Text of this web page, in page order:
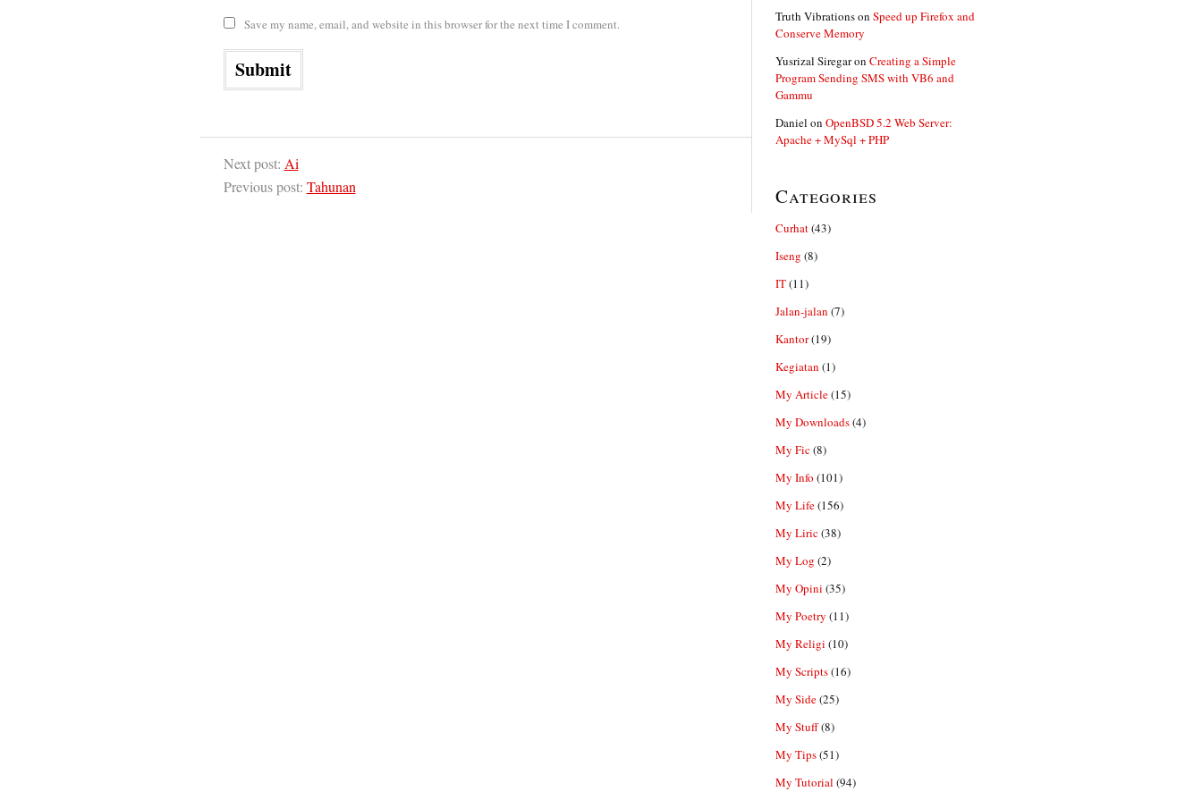
Save my name, email, and website in this browser for the next time I comment.
Next post: Ai
Previous post: Tahunan
Truth Vibrationson Speed up Firefox and
Conserve Memory
Yusrizal Siregaron Creating a Simple
Program Sending SMS with VB6 and
Gammu
Daniel on OpenBSD 5.2 Web Server:
Apache + MySql + PHP
Categories
Curhat(43)
Iseng (8)
IT(11)
Jalan-jalan (7)
Kantor(19)
Kegiatan (1)
My Article(15)
My Downloads(4)
My Fic(8)
My Info (101)
My Life(156)
My Liric(38)
My Log (2)
My Opini (35)
My Poetry (11)
My Religi (10)
My Scripts(16)
My Side(25)
My Stuff(8)
My Tips(51)
My Tutorial (94)